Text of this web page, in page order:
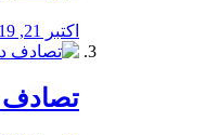
اکتبر 21, 2019
تصادف